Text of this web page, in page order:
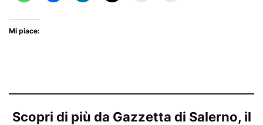
Mi piace:
Scopri di più da Gazzetta di Salerno, il